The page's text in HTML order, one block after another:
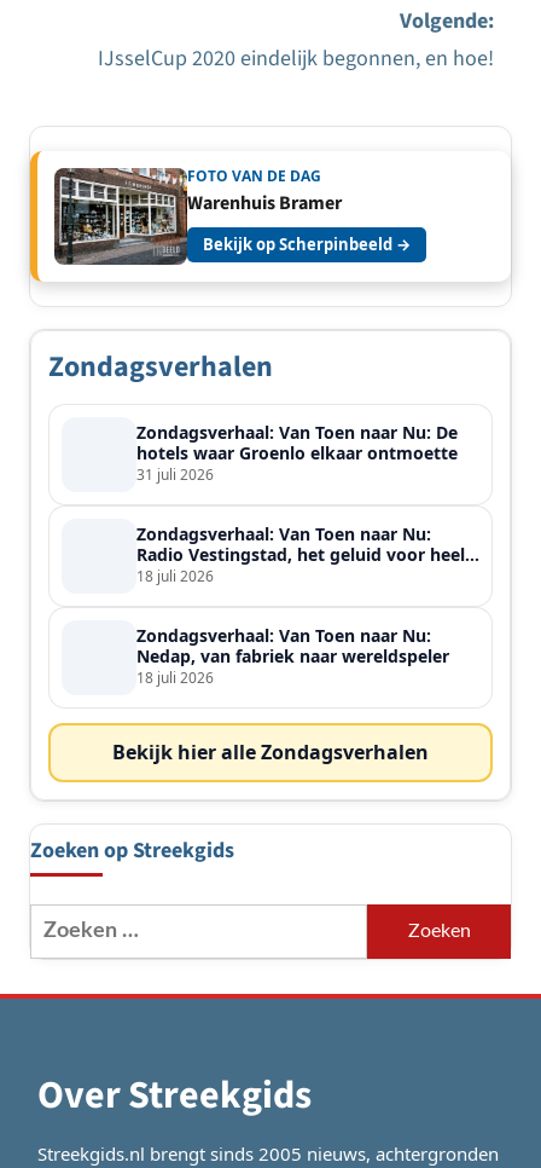
Volgende:
IJsselCup 2020 eindelijk begonnen, en hoe!
FOTO VAN DE DAG
Warenhuis Bramer
Bekijk op Scherpinbeeld →
Zondagsverhalen
Zondagsverhaal: Van Toen naar Nu: De
hotels waar Groenlo elkaar ontmoette
31 juli 2026
Zondagsverhaal: Van Toen naar Nu:
Radio Vestingstad, het geluid voor heel
de streek
18 juli 2026
Zondagsverhaal: Van Toen naar Nu:
Nedap, van fabriek naar wereldspeler
18 juli 2026
Bekijk hier alle Zondagsverhalen
Zoeken op Streekgids
Zoeken
naar:
Over Streekgids
Streekgids.nl brengt sinds 2005 nieuws, achtergronden